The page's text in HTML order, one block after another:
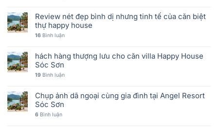
Review nét đẹp bình dị nhưng tinh tế của căn biệt
thự happy house
16 Bình luận
hách hàng thượng lưu cho căn villa Happy House
Sóc Sơn
19 Bình luận
Chụp ảnh dã ngoại cùng gia đình tại Angel Resort
Sóc Sơn
6 Bình luận